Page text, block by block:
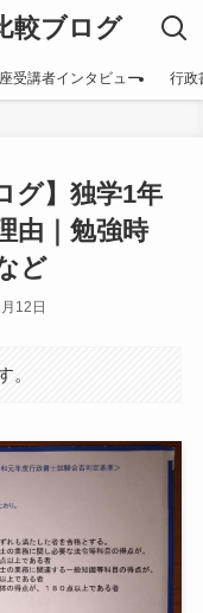
較ブログ
受講者インタビュー 行政
グ】独学1年
由｜勉強時
ど
12日
。